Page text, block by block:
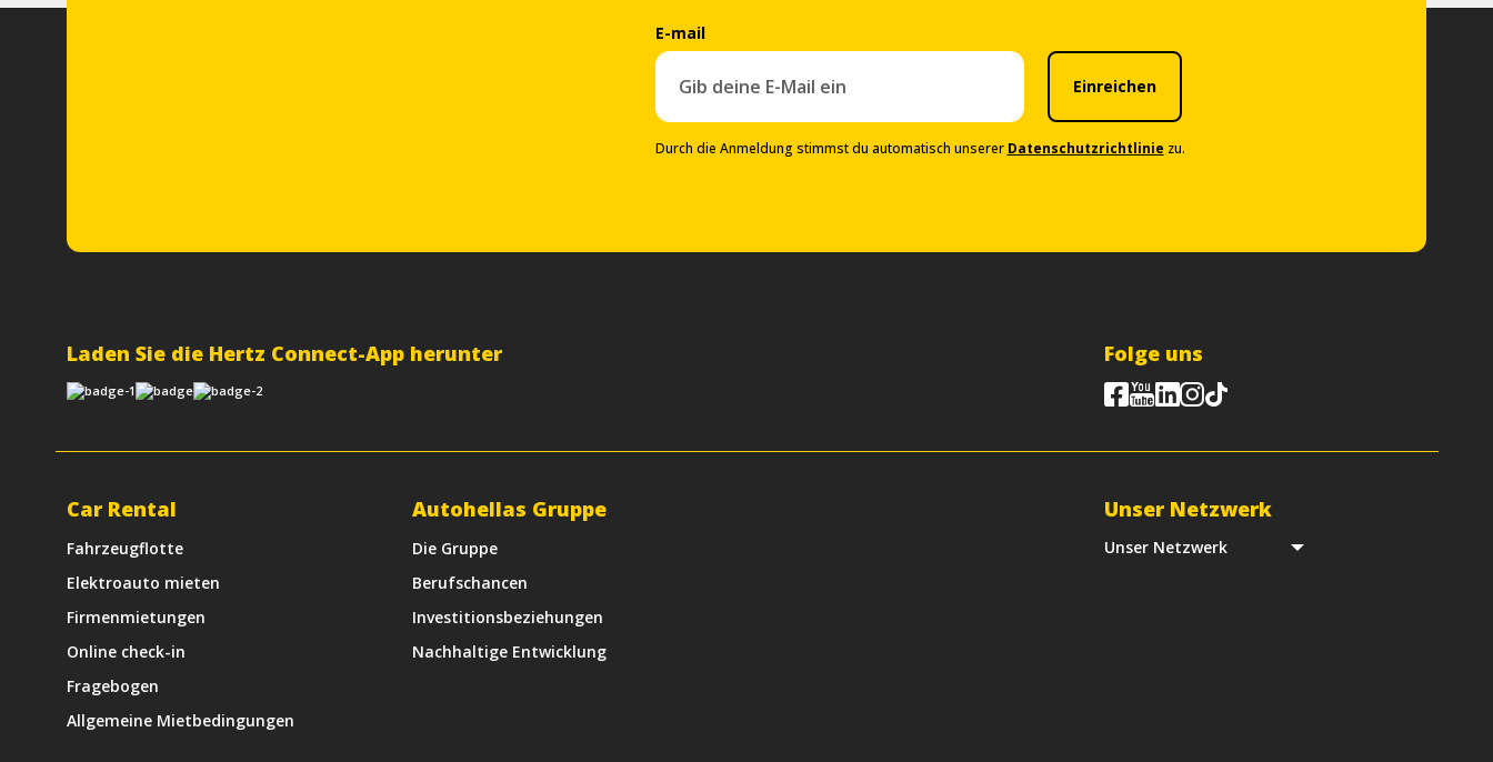
E-mail
Einreichen
Durch die Anmeldung stimmst du automatisch unserer Datenschutzrichtlinie zu.
Laden Sie die Hertz Connect-App herunter Folge uns
Car Rental
Fahrzeugflotte
Elektroauto mieten
Firmenmietungen
Online check-in
Fragebogen
Allgemeine Mietbedingungen
Autohellas Gruppe
Die Gruppe
Berufschancen
Investitionsbeziehungen
Nachhaltige Entwicklung
Unser Netzwerk
Unser Netzwerk